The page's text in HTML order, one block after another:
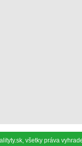
všetky práva